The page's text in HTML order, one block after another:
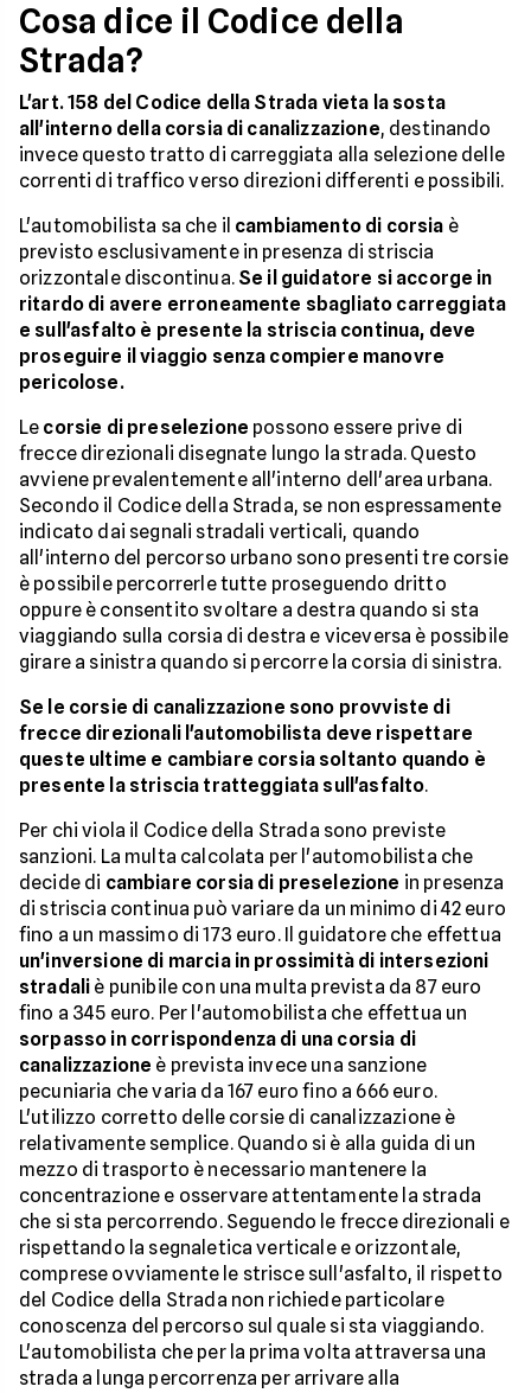
Cosa dice il Codice della
Strada?
L'art. 158 del Codice della Strada vieta la sosta
all'interno della corsia di canalizzazione, destinando
invece questo tratto di carreggiata alla selezione delle
correnti di traffico verso direzioni differenti e possibili.
L'automobilista sa che il cambiamento di corsia è
previsto esclusivamente in presenza di striscia
orizzontale discontinua. Se il guidatore si accorge in
ritardo di avere erroneamente sbagliato carreggiata
e sull'asfalto è presente la striscia continua, deve
proseguire il viaggio senza compiere manovre
pericolose.
Le corsie di preselezione possono essere prive di
frecce direzionali disegnate lungo la strada. Questo
avviene prevalentemente all'interno dell'area urbana.
Secondo il Codice della Strada, se non espressamente
indicato dai segnali stradali verticali, quando
all'interno del percorso urbano sono presenti tre corsie
è possibile percorrerle tutte proseguendo dritto
oppure è consentito svoltare a destra quando si sta
viaggiando sulla corsia di destra e viceversa è possibile
girare a sinistra quando si percorre la corsia di sinistra.
Se le corsie di canalizzazione sono provviste di
frecce direzionali l'automobilista deve rispettare
queste ultime e cambiare corsia soltanto quando è
presente la striscia tratteggiata sull'asfalto.
Per chi viola il Codice della Strada sono previste
sanzioni. La multa calcolata per l'automobilista che
decide di cambiare corsia di preselezione in presenza
di striscia continua può variare da un minimo di 42 euro
fino a un massimo di 173 euro. Il guidatore che effettua
un'inversione di marcia in prossimità di intersezioni
stradali è punibile con una multa prevista da 87 euro
fino a 345 euro. Per l'automobilista che effettua un
sorpasso in corrispondenza di una corsia di
canalizzazione è prevista invece una sanzione
pecuniaria che varia da 167 euro fino a 666 euro.
L'utilizzo corretto delle corsie di canalizzazione è
relativamente semplice. Quando si è alla guida di un
mezzo di trasporto è necessario mantenere la
concentrazione e osservare attentamente la strada
che si sta percorrendo. Seguendo le frecce direzionali e
rispettando la segnaletica verticale e orizzontale,
comprese ovviamente le strisce sull'asfalto, il rispetto
del Codice della Strada non richiede particolare
conoscenza del percorso sul quale si sta viaggiando.
L'automobilista che per la prima volta attraversa una
strada a lunga percorrenza per arrivare alla